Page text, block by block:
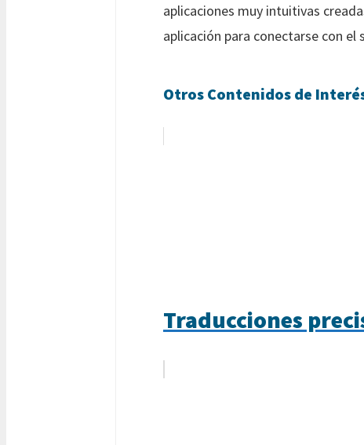
aplicaciones muy intuitivas
aplicación para conectarse con
Otros Contenidos de
Traducciones